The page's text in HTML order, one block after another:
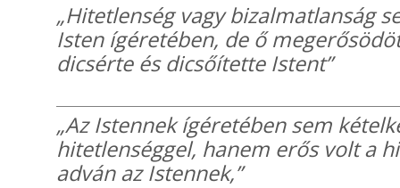
„Hitetlenség vagy bizalmatlanság
Isten ígéretében, de ő
dicsérte és dicsőítette Istent”
„Az Istennek ígéretében sem
hitetlenséggel, hanem erős volt a
adván az Istennek,”